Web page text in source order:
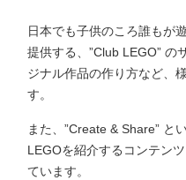
日本でも子供のころ誰もが
提供する、”Club LEGO” の
ジナル作品の作り方など、
す。
また、”Create & Share” と
LEGOを紹介するコンテン
ています。